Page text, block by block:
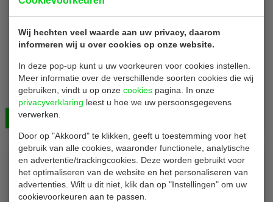
Wij hechten veel waarde aan uw privacy, daarom
informeren wij u over cookies op onze website.
In deze pop-up kunt u uw voorkeuren voor cookies instellen.
Meer informatie over de verschillende soorten cookies die wij
gebruiken, vindt u op onze cookies pagina. In onze
privacyverklaring leest u hoe we uw persoonsgegevens
verwerken.
Door op "Akkoord" te klikken, geeft u toestemming voor het
gebruik van alle cookies, waaronder functionele, analytische
en advertentie/trackingcookies. Deze worden gebruikt voor
het optimaliseren van de website en het personaliseren van
advertenties. Wilt u dit niet, klik dan op "Instellingen" om uw
cookievoorkeuren aan te passen.
Spontex CD 812
Sponsdoekjes | geel | 10 stuks
€ 9,20